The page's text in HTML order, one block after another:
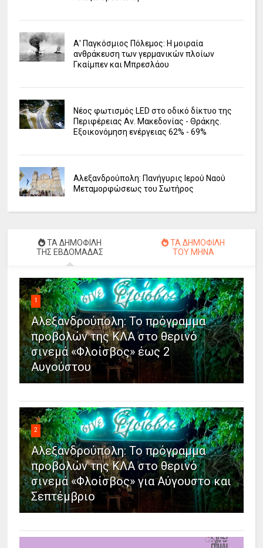
Α' Παγκόσμιος Πόλεμος: Η μοιραία
ανθράκευση των γερμανικών πλοίων
Γκαίμπεν και Μπρεσλάου
Νέος φωτισμός LED στο οδικό δίκτυο της
Περιφέρειας Αν. Μακεδονίας - Θράκης.
Εξοικονόμηση ενέργειας 62% - 69%
Αλεξανδρούπολη: Πανήγυρις Ιερού Ναού
Μεταμορφώσεως του Σωτήρος
ΤΑ ΔΗΜΟΦΙΛΗ
ΤΗΣ ΕΒΔΟΜΑΔΑΣ
ΤΑ ΔΗΜΟΦΙΛΗ
ΤΟΥ ΜΗΝΑ
1
Αλεξανδρούπολη: Το πρόγραμμα
προβολών της ΚΛΑ στο θερινό
σινεμά «Φλοίσβος» έως 2
Αυγούστου
2
Αλεξανδρούπολη: Το πρόγραμμα
προβολών της ΚΛΑ στο θερινό
σινεμά «Φλοίσβος» για Αύγουστο και
Σεπτέμβριο